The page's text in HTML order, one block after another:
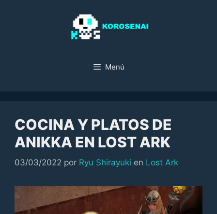
Menú
COCINA Y PLATOS DE
ANIKKA EN LOST ARK
03/03/2022 por Ryu Shirayuki en Categorías
Lost Ark